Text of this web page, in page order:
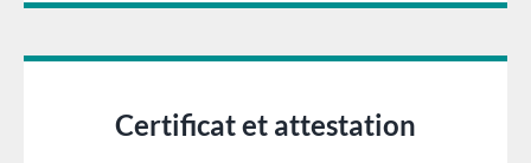
Certificat et attestation